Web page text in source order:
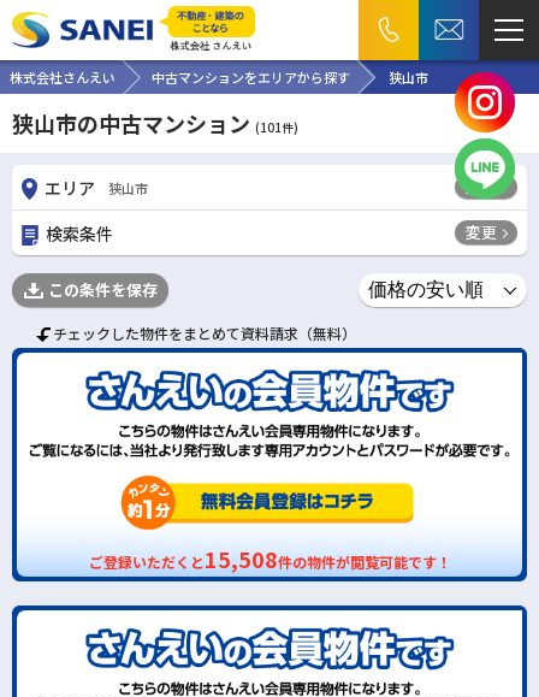
株式会社さんえい 中古マンションをエリアから探す 狭山市
狭山市の中古マンション (101件)
エリア 狭山市 変更
検索条件 変更
この条件を保存
チェックした物件をまとめて資料請求（無料）
ご登録いただくと15,508件の物件が閲覧可能です！